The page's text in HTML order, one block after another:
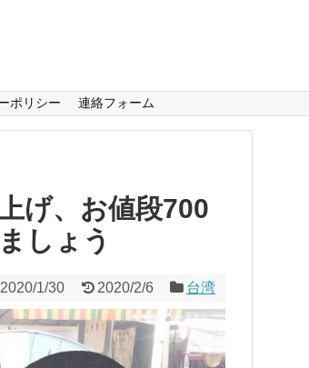
ポリシー 連絡フォーム
げ、お値段700
しょう
2020/1/30 2020/2/6 台湾